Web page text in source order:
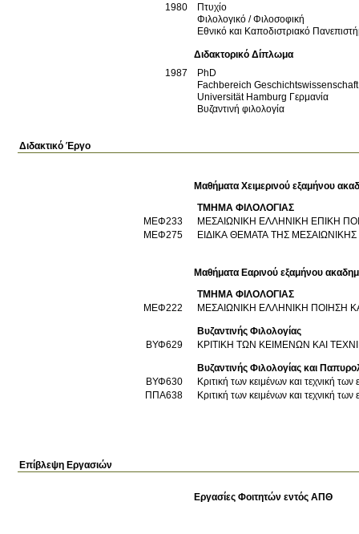
1980
Πτυχίο
Φιλολογικό / Φιλοσοφική
Εθνικό και Καποδιστριακό
Διδακτορικό Δίπλωμα
1987
PhD
Fachbereich Geschichtswissenschaft
Universität Hamburg Γερμανία
Βυζαντινή φιλολογία
Διδακτικό Έργο
Μαθήματα Χειμερινού εξαμήνου
ΤΜΗΜΑ ΦΙΛΟΛΟΓΙΑΣ
ΜΕΦ233
ΜΕΣΑΙΩΝΙΚΗ ΕΛΛΗΝΙΚΗ ΕΠΙΚΗ
ΜΕΦ275
ΕΙΔΙΚΑ ΘΕΜΑΤΑ ΤΗΣ
Μαθήματα Εαρινού εξαμήνου
ΤΜΗΜΑ ΦΙΛΟΛΟΓΙΑΣ
ΜΕΦ222
ΜΕΣΑΙΩΝΙΚΗ ΕΛΛΗΝΙΚΗ ΠΟΙΗΣΗ
Βυζαντινής Φιλολογίας
ΒΥΦ629
ΚΡΙΤΙΚΗ ΤΩΝ ΚΕΙΜΕΝΩΝ ΚΑΙ
Βυζαντινής Φιλολογίας και
ΒΥΦ630
Κριτική των κειμένων και τεχνική
ΠΠΑ638
Κριτική των κειμένων και τεχνική
Επίβλεψη Εργασιών
Εργασίες Φοιτητών εντός ΑΠΘ